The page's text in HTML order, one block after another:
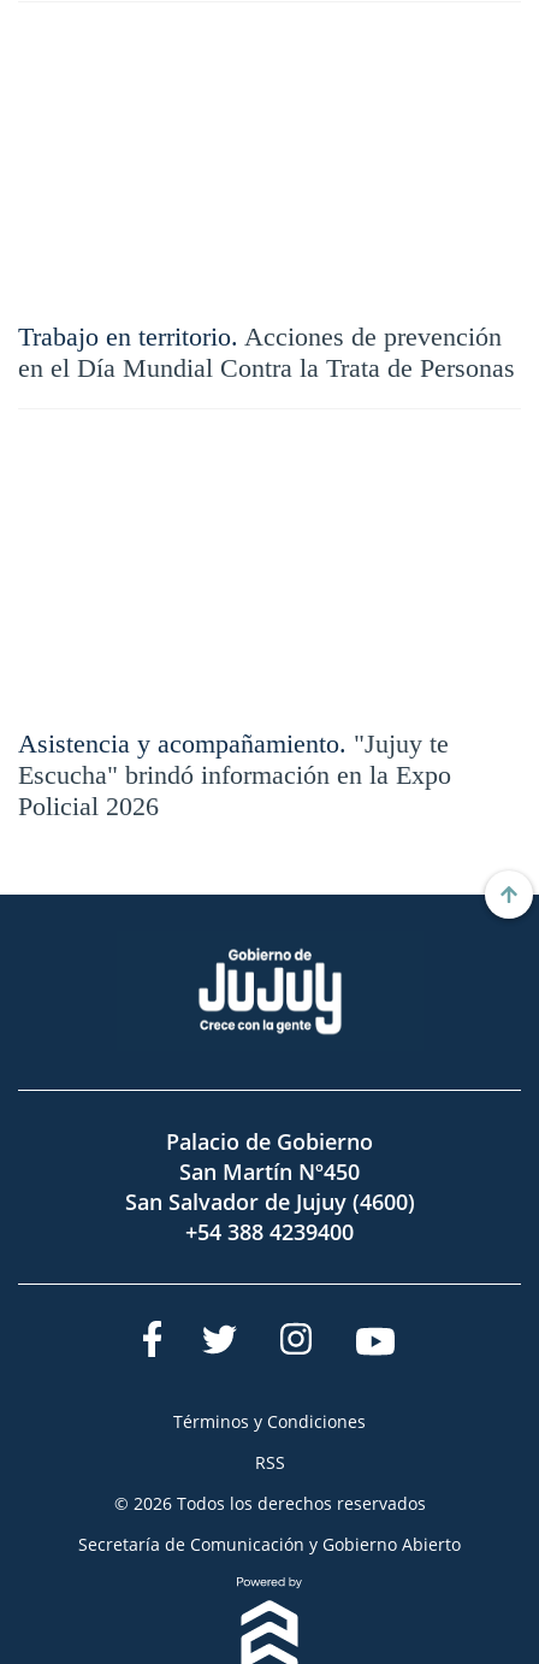
Trabajo en territorio. Acciones de prevención
en el Día Mundial Contra la Trata de Personas
Asistencia y acompañamiento. "Jujuy te
Escucha" brindó información en la Expo
Policial 2026
Palacio de Gobierno
San Martín Nº450
San Salvador de Jujuy (4600)
+54 388 4239400
Términos y Condiciones
RSS
© 2026 Todos los derechos reservados
Secretaría de Comunicación y Gobierno Abierto